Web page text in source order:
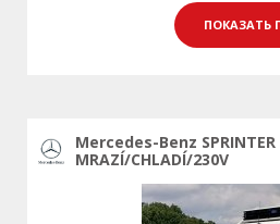
ПОКАЗАТЬ
Mercedes-Benz SPRINTER
MRAZÍ/CHLADÍ/230V